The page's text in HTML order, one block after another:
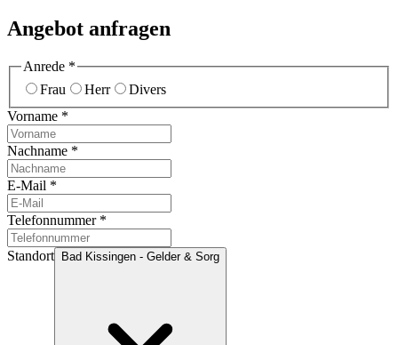
Angebot anfragen
Anrede *
Frau
Herr
Divers
Vorname *
Nachname *
E-Mail *
Telefonnummer*
Standort Bad Kissingen - Gelder & Sorg